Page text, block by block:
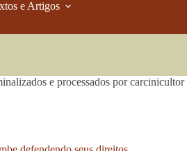
e Artigos
e processados por carcinicultor